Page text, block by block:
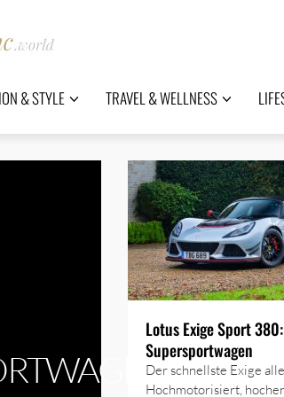
& STYLE TRAVEL & WELLNESS
Lotus Exige Sport
Supersportwagen
Der schnellste Exige
Hochmotorisiert,